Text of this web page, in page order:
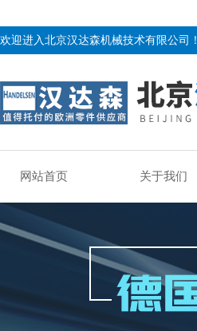
欢迎进入北京汉达森机械技术有限公司！
网站首页 关于我们